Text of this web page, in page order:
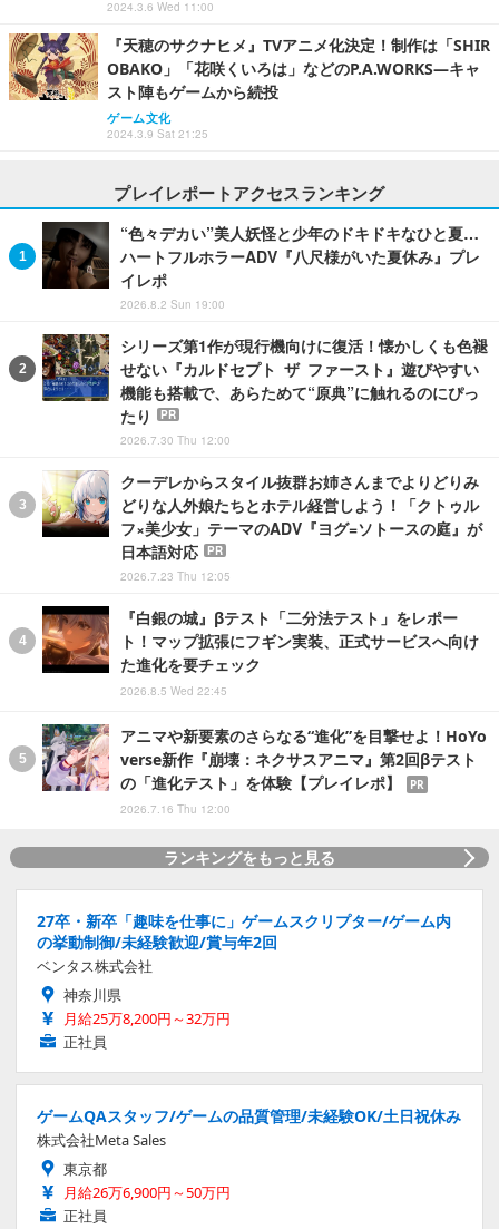
2024.3.6 Wed 11:00
『天穂のサクナヒメ』TVアニメ化決定！制作は「SHIR
OBAKO」「花咲くいろは」などのP.A.WORKS―キャ
スト陣もゲームから続投
ゲーム文化
2024.3.9 Sat 21:25
プレイレポートアクセスランキング
“色々デカい”美人妖怪と少年のドキドキなひと夏…
ハートフルホラーADV『八尺様がいた夏休み』プレ
イレポ
2026.8.2 Sun 19:00
シリーズ第1作が現行機向けに復活！懐かしくも色褪
せない『カルドセプト ザ ファースト』遊びやすい
機能も搭載で、あらためて“原典”に触れるのにぴっ
たり
PR
2026.7.30 Thu 12:00
クーデレからスタイル抜群お姉さんまでよりどりみ
どりな人外娘たちとホテル経営しよう！「クトゥル
フ×美少女」テーマのADV『ヨグ=ソトースの庭』が
日本語対応
PR
2026.7.23 Thu 12:05
『白銀の城』βテスト「二分法テスト」をレポー
ト！マップ拡張にフギン実装、正式サービスへ向け
た進化を要チェック
2026.8.5 Wed 22:45
アニマや新要素のさらなる“進化”を目撃せよ！HoYo
verse新作『崩壊：ネクサスアニマ』第2回βテスト
の「進化テスト」を体験【プレイレポ】
PR
2026.7.16 Thu 12:00
ランキングをもっと見る
27卒・新卒「趣味を仕事に」ゲームスクリプター/ゲーム内
の挙動制御/未経験歓迎/賞与年2回
ベンタス株式会社
神奈川県
月給25万8,200円～32万円
正社員
ゲームQAスタッフ/ゲームの品質管理/未経験OK/土日祝休み
株式会社Meta Sales
東京都
月給26万6,900円～50万円
正社員